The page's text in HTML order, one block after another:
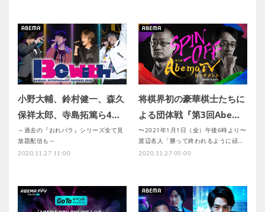
小野大輔、鈴村健一、森久
保祥太郎、寺島拓篤ら4…
～過去の『おれパラ』シリーズ全て見
放題配信も～
2020.11.27 11:00
将棋界初の豪華棋士たちに
よる団体戦『第3回Abe…
〜2021年1月1日（金）午後6時より〜
渡辺名人「勝って終われるように頑…
2020.11.27 05:00